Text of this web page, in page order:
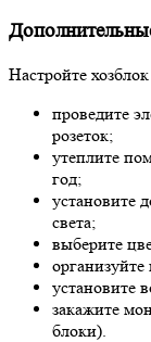
Настройте
проведите
розеток;
утеплите
год;
установите
света;
выберите
установите
закажите
блоки).